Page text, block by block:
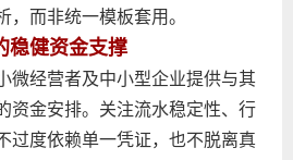
，而非统一模板套用。
稳健资金支撑
微经营者及中小型企业提供与其
资金安排。关注流水稳定性、行
过度依赖单一凭证，也不脱离真